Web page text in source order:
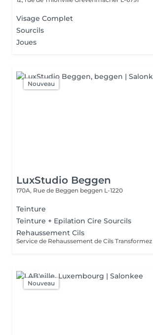
Visage Complet
Sourcils
Joues
Nouveau
LuxStudio Beggen
170A, Rue de Beggen beggen L-1220
Teinture
Teinture + Epilation Cire Sourcils
Rehaussement Cils
Nouveau